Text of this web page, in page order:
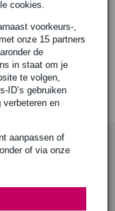
cookies.
voorkeurs-,
onze 15 partners
de
in staat om je
te volgen,
ID’s gebruiken
verbeteren en
aanpassen of
of via onze